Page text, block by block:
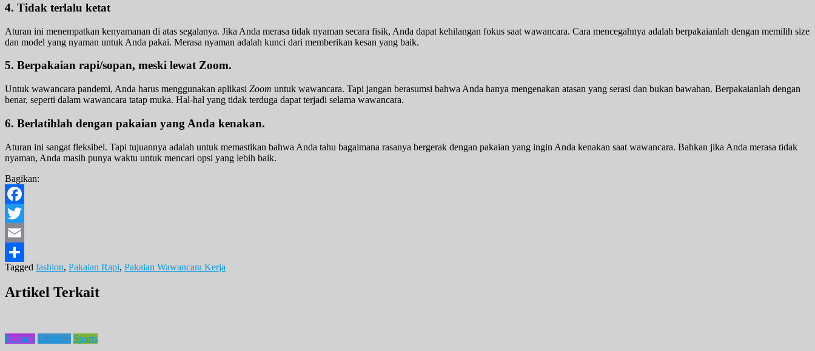
4. Tidak terlalu ketat
Aturan ini menempatkan kenyamanan di atas segalanya. Jika Anda merasa tidak nyaman secara fisik, Anda dapat kehilangan fokus saat wawancara. Cara mencegahnya adalah berpakaianlah dengan memilih size
dan model yang nyaman untuk Anda pakai. Merasa nyaman adalah kunci dari memberikan kesan yang baik.
5. Berpakaian rapi/sopan, meski lewat Zoom.
Untuk wawancara pandemi, Anda harus menggunakan aplikasi Zoom untuk wawancara. Tapi jangan berasumsi bahwa Anda hanya mengenakan atasan yang serasi dan bukan bawahan. Berpakaianlah dengan
benar, seperti dalam wawancara tatap muka. Hal-hal yang tidak terduga dapat terjadi selama wawancara.
6. Berlatihlah dengan pakaian yang Anda kenakan.
Aturan ini sangat fleksibel. Tapi tujuannya adalah untuk memastikan bahwa Anda tahu bagaimana rasanya bergerak dengan pakaian yang ingin Anda kenakan saat wawancara. Bahkan jika Anda merasa tidak
nyaman, Anda masih punya waktu untuk mencari opsi yang lebih baik.
Bagikan:
Facebook
Twitter
Email
Share
Tagged fashion, Pakaian Rapi, Pakaian Wawancara Kerja
Artikel Terkait
Fashion Lifestyle Sports